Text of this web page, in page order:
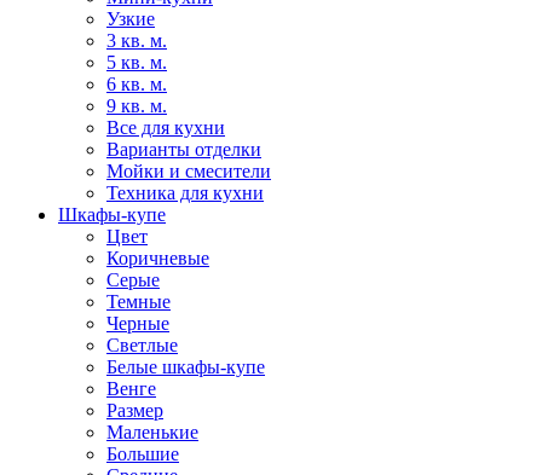
Узкие
3 кв. м.
5 кв. м.
6 кв. м.
9 кв. м.
Все для кухни
Варианты отделки
Мойки и смесители
Техника для кухни
Шкафы-купе
Цвет
Коричневые
Серые
Темные
Черные
Светлые
Белые шкафы-купе
Венге
Размер
Маленькие
Большие